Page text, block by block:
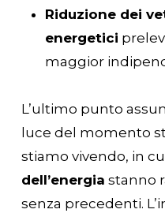
Riduzione dei
energetici
maggior
L’ultimo punto
luce del momento
stiamo vivendo, in
dell’energia stanno
senza precedenti.